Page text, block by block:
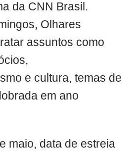
da CNN Brasil.
Olhares
assuntos como
e cultura, temas de
em ano
maio, data de estreia